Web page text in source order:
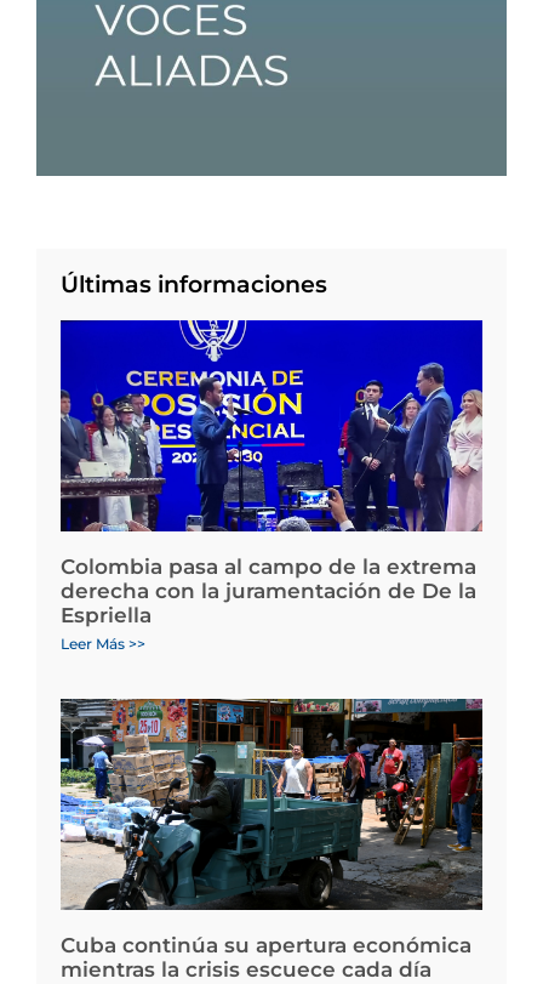
Últimas informaciones
Colombia pasa al campo de la extrema
derecha con la juramentación de De la
Espriella
Leer Más >>
Cuba continúa su apertura económica
mientras la crisis escuece cada día